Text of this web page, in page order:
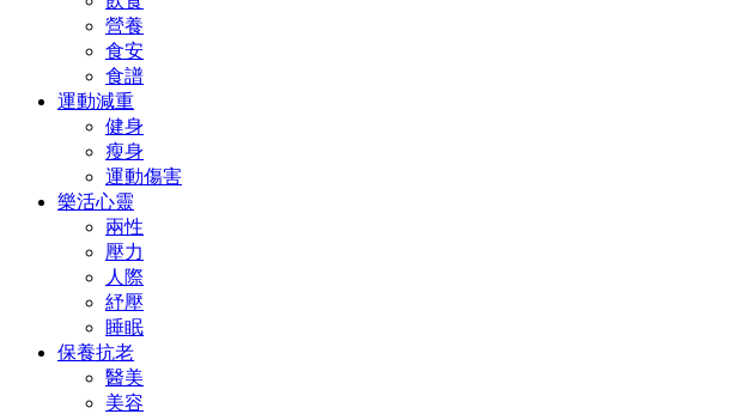
營養
食安
食譜
運動減重
健身
瘦身
運動傷害
樂活心靈
兩性
壓力
人際
紓壓
睡眠
保養抗老
醫美
美容